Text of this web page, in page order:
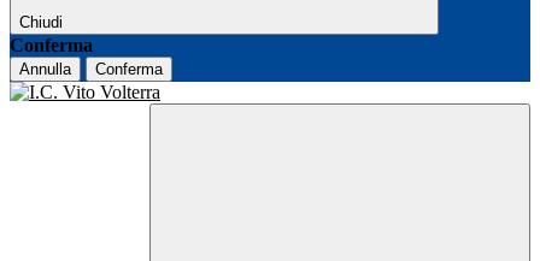
Chiudi
Conferma
Annulla Conferma